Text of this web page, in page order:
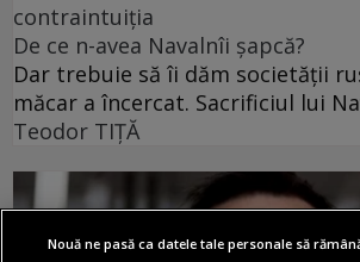
contraintuiția
De ce n-avea Navalnîi șapcă?
Dar trebuie să îi dăm societății
măcar a încercat. Sacrificiul lui
Teodor TIŢĂ
Nouă ne pasă ca datele tale personale să